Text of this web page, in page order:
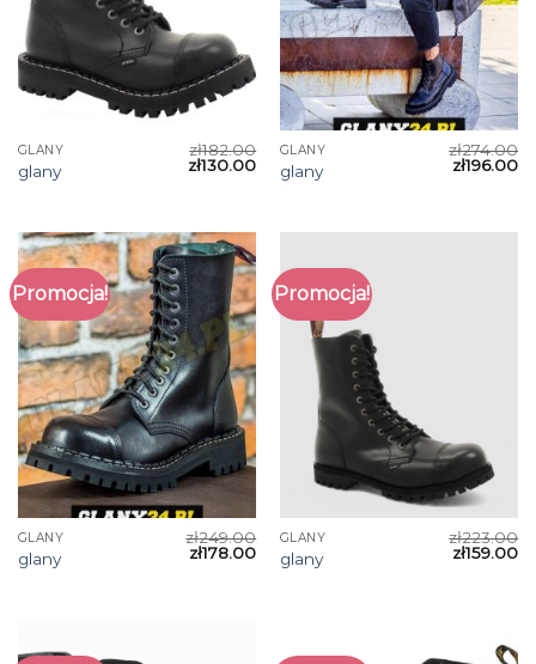
GLANY
glany
zł182.00
zł130.00
GLANY
glany
zł274.00
zł196.00
Promocja!
GLANY
glany
zł249.00
zł178.00
Promocja!
GLANY
glany
zł223.00
zł159.00